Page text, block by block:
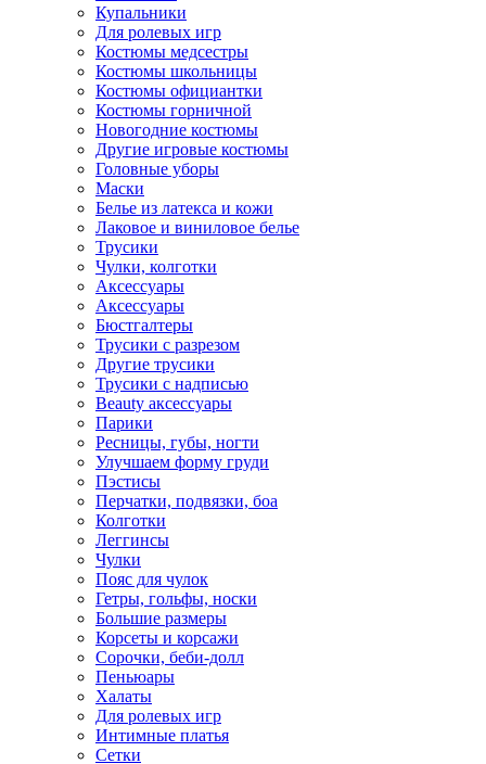
Купальники
Для ролевых игр
Костюмы медсестры
Костюмы школьницы
Костюмы официантки
Костюмы горничной
Новогодние костюмы
Другие игровые костюмы
Головные уборы
Маски
Белье из латекса и кожи
Лаковое и виниловое белье
Трусики
Чулки, колготки
Аксессуары
Аксессуары
Бюстгалтеры
Трусики с разрезом
Другие трусики
Трусики с надписью
Beauty аксессуары
Парики
Ресницы, губы, ногти
Улучшаем форму груди
Пэстисы
Перчатки, подвязки, боа
Колготки
Леггинсы
Чулки
Пояс для чулок
Гетры, гольфы, носки
Большие размеры
Корсеты и корсажи
Сорочки, беби-долл
Пеньюары
Халаты
Для ролевых игр
Интимные платья
Сетки